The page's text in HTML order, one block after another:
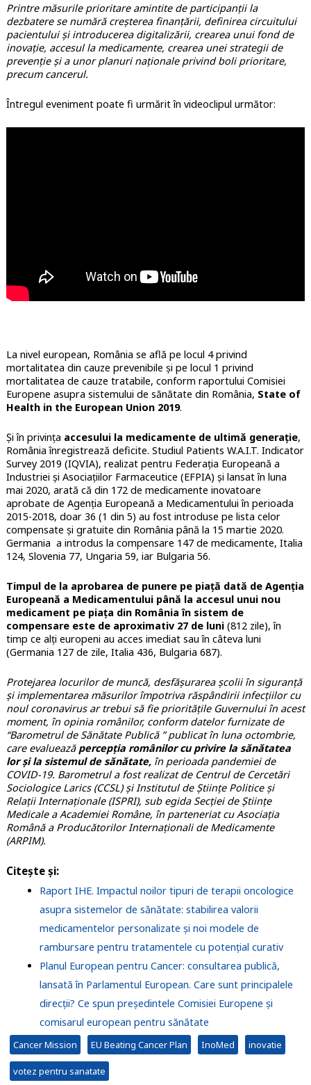
Printre măsurile prioritare amintite de participanții la
dezbatere se numără creșterea finanțării, definirea circuitului
pacientului și introducerea digitalizării, crearea unui fond de
inovație, accesul la medicamente, crearea unei strategii de
prevenție și a unor planuri naționale privind boli prioritare,
precum cancerul.
Întregul eveniment poate fi urmărit în videoclipul următor:
La nivel european, România se află pe locul 4 privind
mortalitatea din cauze prevenibile și pe locul 1 privind
mortalitatea de cauze tratabile, conform raportului Comisiei
Europene asupra sistemului de sănătate din România, State of
Health in the European Union 2019.
Și în privința accesului la medicamente de ultimă generație,
România înregistrează deficite. Studiul Patients W.A.I.T. Indicator
Survey 2019 (IQVIA), realizat pentru Federaţia Europeană a
Industriei şi Asociaţiilor Farmaceutice (EFPIA) și lansat în luna
mai 2020, arată că din 172 de medicamente inovatoare
aprobate de Agenția Europeană a Medicamentului în perioada
2015-2018, doar 36 (1 din 5) au fost introduse pe lista celor
compensate și gratuite din România până la 15 martie 2020.
Germania a introdus la compensare 147 de medicamente, Italia
124, Slovenia 77, Ungaria 59, iar Bulgaria 56.
Timpul de la aprobarea de punere pe piață dată de Agenția
Europeană a Medicamentului până la accesul unui nou
medicament pe piața din România în sistem de
compensare este de aproximativ 27 de luni(812 zile), în
timp ce alți europeni au acces imediat sau în câteva luni
(Germania 127 de zile, Italia 436, Bulgaria 687).
Protejarea locurilor de muncă, desfășurarea școlii în siguranță
și implementarea măsurilor împotriva răspândirii infecțiilor cu
noul coronavirus ar trebui să fie prioritățile Guvernului în acest
moment, în opinia românilor, conform datelor furnizate de
“Barometrul de Sănătate Publică ” publicat în luna octombrie,
care evaluează percepția românilor cu privire la sănătatea
lor și la sistemul de sănătate,în perioada pandemiei de
COVID-19. Barometrul a fost realizat de Centrul de Cercetări
Sociologice Larics (CCSL) și Institutul de Științe Politice și
Relații Internaționale (ISPRI), sub egida Secției de Științe
Medicale a Academiei Române, în parteneriat cu Asociația
Română a Producătorilor Internaționali de Medicamente
(ARPIM).
Citește și:
Raport IHE. Impactul noilor tipuri de terapii oncologice
asupra sistemelor de sănătate: stabilirea valorii
medicamentelor personalizate și noi modele de
rambursare pentru tratamentele cu potențial curativ
Planul European pentru Cancer: consultarea publică,
lansată în Parlamentul European. Care sunt principalele
direcții? Ce spun președintele Comisiei Europene și
comisarul european pentru sănătate
Cancer Mission EU Beating Cancer Plan InoMed inovatie
votez pentru sanatate